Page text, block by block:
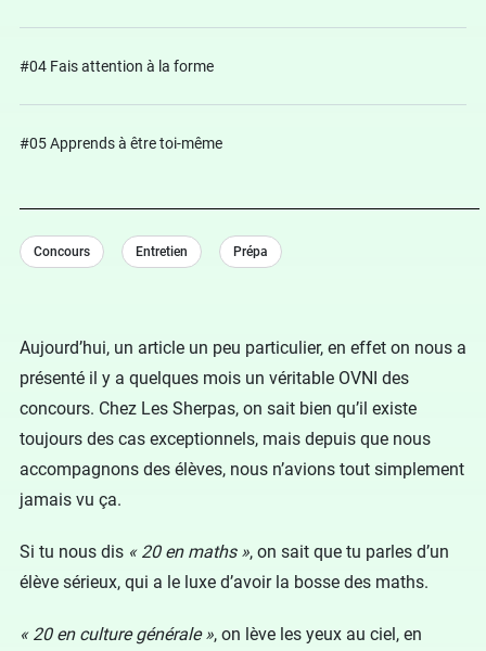
Aujourd’hui, un article un peu particulier, en effet on nous a
présenté il y a quelques mois un véritable OVNI des
concours. Chez Les Sherpas, on sait bien qu’il existe
toujours des cas exceptionnels, mais depuis que nous
accompagnons des élèves, nous n’avions tout simplement
jamais vu ça.
Si tu nous dis « 20 en maths », on sait que tu parles d’un
élève sérieux, qui a le luxe d’avoir la bosse des maths.
« 20 en culture générale », on lève les yeux au ciel, en
#04 Fais attention à la forme
#05 Apprends à être toi-même
Concours Entretien Prépa